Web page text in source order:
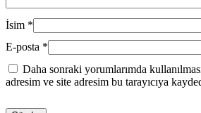
İsim *
E-posta *
Daha sonraki yorumlarımda
adresim ve site adresim bu tarayıcıya